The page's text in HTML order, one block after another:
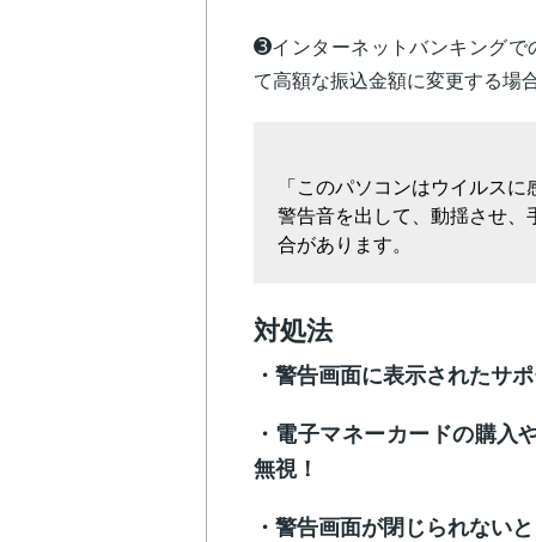
➌インターネットバンキング
て高額な振込金額に変更する場
「このパソコンはウイルス
警告音を出して、動揺させ、
合があります。
対処法
・警告画面に表示されたサ
・電子マネーカードの購入
無視！
・警告画面が閉じられない